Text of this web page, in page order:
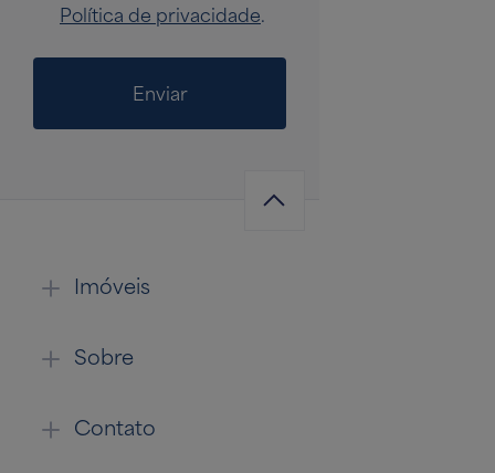
Política de privacidade.
Enviar
Imóveis
Sobre
Contato